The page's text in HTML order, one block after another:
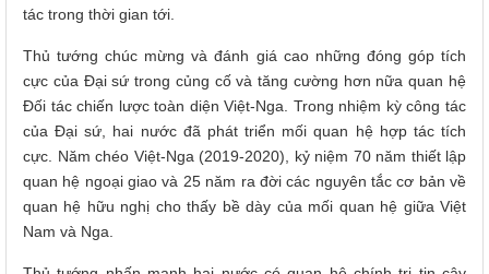
tác trong thời gian tới.
Thủ tướng chúc mừng và đánh giá cao những đóng góp tích
cực của Đại sứ trong củng cố và tăng cường hơn nữa quan hệ
Đối tác chiến lược toàn diện Việt-Nga. Trong nhiệm kỳ công tác
của Đại sứ, hai nước đã phát triển mối quan hệ hợp tác tích
cực. Năm chéo Việt-Nga (2019-2020), kỷ niệm 70 năm thiết lập
quan hệ ngoại giao và 25 năm ra đời các nguyên tắc cơ bản về
quan hệ hữu nghị cho thấy bề dày của mối quan hệ giữa Việt
Nam và Nga.